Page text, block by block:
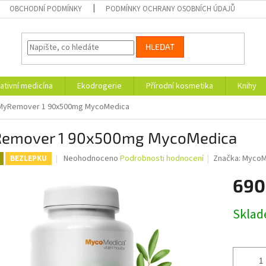
OBCHODNÍ PODMÍNKY PODMÍNKY OCHRANY OSOBNÍCH ÚDAJŮ
HLEDAT
medicína Ekodrogerie Přírodní kosmetika Knihy
1 90x500mg MycoMedica
1 90x500mg MycoMedica
BEZLEPKU
Průměrné
0,0
z
hvězdiček.
Neohodnoceno Podrobnosti hodnocení Značka:
cena: